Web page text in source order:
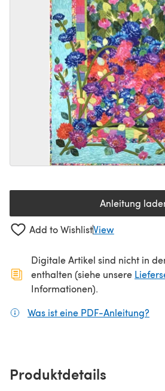
Anleitung(öffnet
Add to WishlistView
Digitale Artikel sind nicht in
enthalten (siehe unsere
Informationen).
Was ist eine PDF-Anleitung?
Produktdetails